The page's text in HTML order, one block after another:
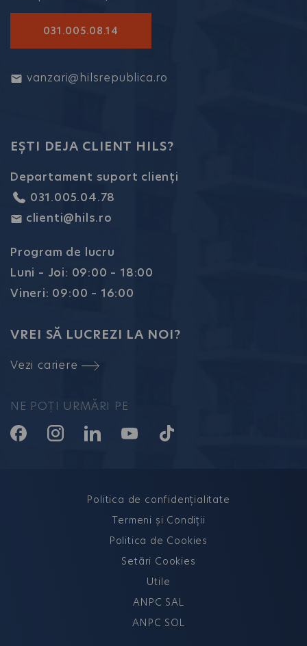
031.005.08.14
vanzari@hilsrepublica.ro
EȘTI DEJA CLIENT HILS?
Departament suport clienți
031.005.04.78
clienti@hils.ro
Program de lucru
Luni – Joi: 09:00 – 18:00
Vineri: 09:00 – 16:00
VREI SĂ LUCREZI LA NOI?
Vezi cariere
NE POȚI URMĂRI PE
Politica de confidențialitate
Termeni și Condiții
Politica de Cookies
Setări Cookies
Utile
ANPC SAL
ANPC SOL